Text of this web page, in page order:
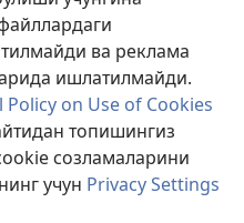
ва реклама
ишлатилмайди.
Policy on Use of Cookies
топишингиз
созламаларини
учун Privacy Settings
Tract Society of Pennsylvania.